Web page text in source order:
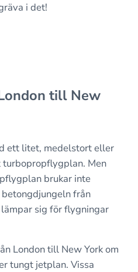
i det!
till New
ett litet, medelstort eller
Men
brukar inte
från
sig för flygningar
London till New York om
tungt jetplan. Vissa